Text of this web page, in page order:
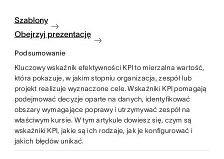
Szablony
Obejrzyj prezentację
Podsumowanie
Kluczowy wskaźnik efektywności KPI to mierzalna wartość,
która pokazuje, w jakim stopniu organizacja, zespół lub
projekt realizuje wyznaczone cele. Wskaźniki KPI pomagają
podejmować decyzje oparte na danych, identyfikować
obszary wymagające poprawy i utrzymywać zespół na
właściwym kursie. W tym artykule dowiesz się, czym są
wskaźniki KPI, jakie są ich rodzaje, jak je konfigurować i
jakich błędów unikać.